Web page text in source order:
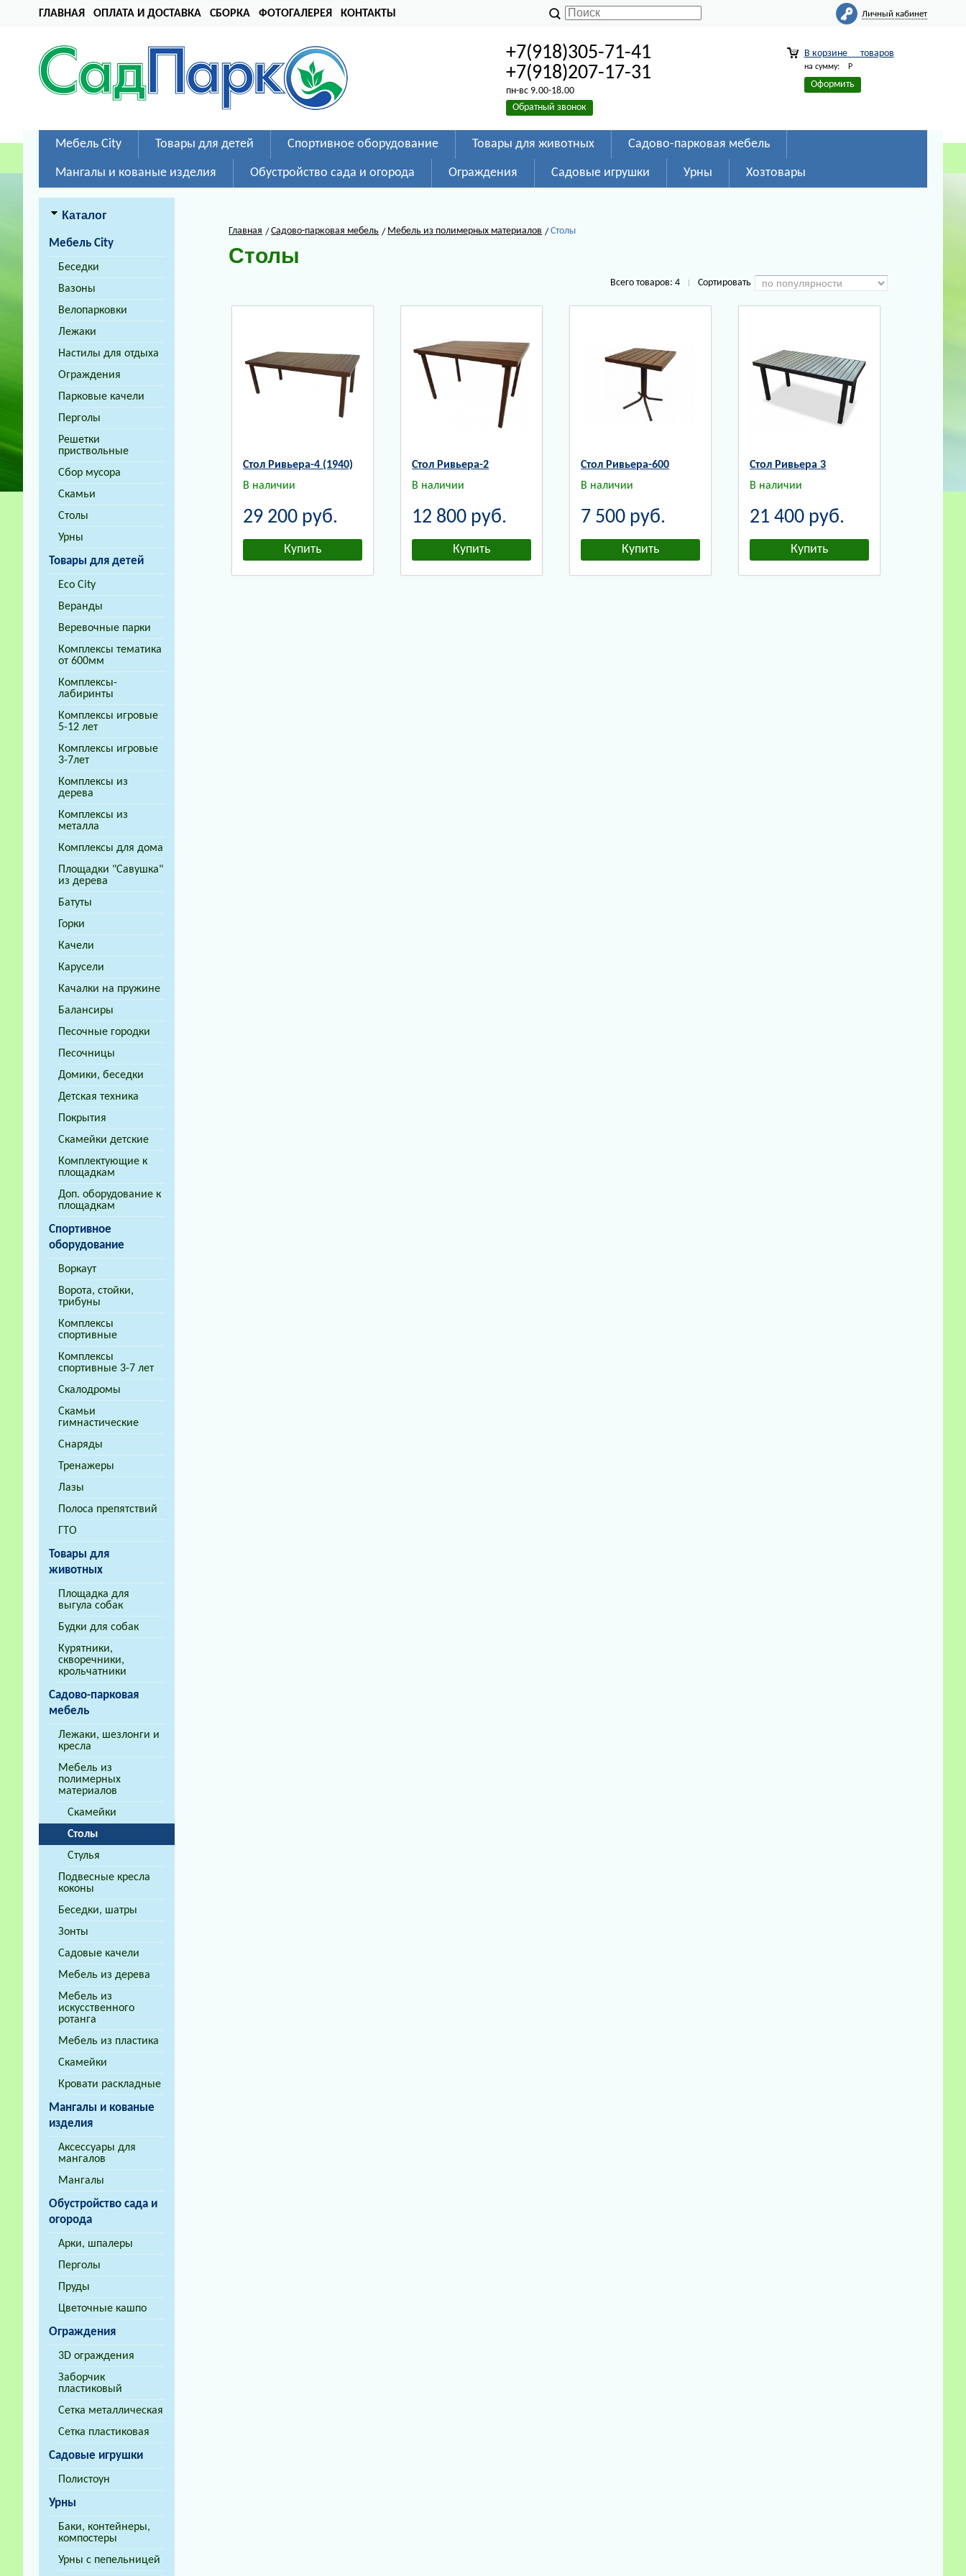
ГЛАВНАЯ ОПЛАТА И ДОСТАВКА СБОРКА ФОТОГАЛЕРЕЯ КОНТАКТЫ Личный кабинет
+7(918)305-71-41
+7(918)207-17-31
пн-вс 9.00-18.00
Обратный звонок
В корзине товаров
на сумму: Р
Оформить
Мебель City Товары для детей Спортивное оборудование Товары для животных Садово-парковая мебель
Мангалы и кованые изделия Обустройство сада и огорода Ограждения Садовые игрушки Урны Хозтовары
Каталог
Мебель City
Беседки
Вазоны
Велопарковки
Лежаки
Настилы для отдыха
Ограждения
Парковые качели
Перголы
Решетки
приствольные
Сбор мусора
Скамьи
Столы
Урны
Товары для детей
Eco City
Веранды
Веревочные парки
Комплексы тематика
от 600мм
Комплексы-
лабиринты
Комплексы игровые
5-12 лет
Комплексы игровые
3-7лет
Комплексы из
дерева
Комплексы из
металла
Комплексы для дома
Площадки "Савушка"
из дерева
Батуты
Горки
Качели
Карусели
Качалки на пружине
Балансиры
Песочные городки
Песочницы
Домики, беседки
Детская техника
Покрытия
Скамейки детские
Комплектующие к
площадкам
Доп. оборудование к
площадкам
Спортивное
оборудование
Воркаут
Ворота, стойки,
трибуны
Комплексы
спортивные
Комплексы
спортивные 3-7 лет
Скалодромы
Скамьи
гимнастические
Снаряды
Тренажеры
Лазы
Полоса препятствий
ГТО
Товары для
животных
Площадка для
выгула собак
Будки для собак
Курятники,
скворечники,
крольчатники
Садово-парковая
мебель
Лежаки, шезлонги и
кресла
Мебель из
полимерных
материалов
Скамейки
Столы
Стулья
Подвесные кресла
коконы
Беседки, шатры
Зонты
Садовые качели
Мебель из дерева
Мебель из
искусственного
ротанга
Мебель из пластика
Скамейки
Кровати раскладные
Мангалы и кованые
изделия
Аксессуары для
мангалов
Мангалы
Обустройство сада и
огорода
Арки, шпалеры
Перголы
Пруды
Цветочные кашпо
Ограждения
3D ограждения
Заборчик
пластиковый
Сетка металлическая
Сетка пластиковая
Садовые игрушки
Полистоун
Урны
Баки, контейнеры,
компостеры
Урны с пепельницей
Главная Садово-парковая мебель Мебель из полимерных материалов Столы
Столы
Всего товаров: 4 Сортировать
Стол Ривьера-4 (1940)
В наличии
29 200 руб.
Стол Ривьера-2
В наличии
12 800 руб.
Стол Ривьера-600
В наличии
7 500 руб.
Стол Ривьера 3
В наличии
21 400 руб.